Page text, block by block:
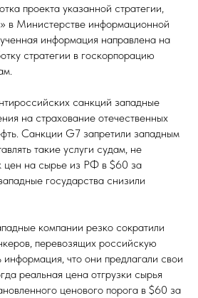
проекта указанной стратегии,
в Министерстве информационной
информация направлена на
стратегии в госкорпорацию
санкций западные
на страхование отечественных
Санкции G7 запретили западным
такие услуги судам, не
на сырье из РФ в $60 за
государства снизили
компании резко сократили
перевозящих российскую
информация, что они предлагали свои
реальная цена отгрузки сырья
ценового порога в $60 за